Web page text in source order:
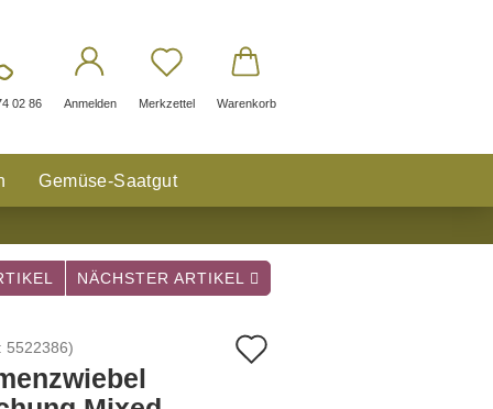
02 86 Anmelden Merkzettel Warenkorb
Gemüse-Saatgut
NÄCHSTER ARTIKEL
5522386)